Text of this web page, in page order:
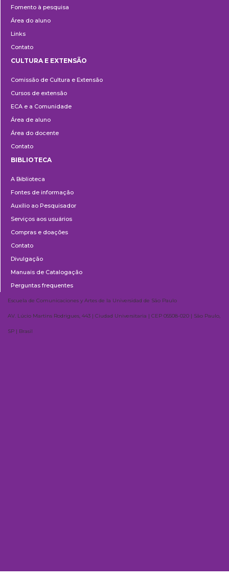
Fomento à pesquisa
Área do aluno
Links
Contato
e
Extensão
CULTURA E EXTENSÃO
Comissão de Cultura e Extensão
Cursos de extensão
ECA e a Comunidade
Área de aluno
Área do docente
Contato
BIBLIOTECA
A Biblioteca
Fontes de informação
Auxílio ao Pesquisador
Serviços aos usuários
Compras e doações
Contato
Divulgação
Manuais de Catalogação
Perguntas frequentes
Escuela de Comunicaciones y Artes de la Universidad de São Paulo
AV. Lúcio Martins Rodrigues, 443 | Ciudad Universitaria | CEP 05508-020 | São Paulo,
SP | Brasil